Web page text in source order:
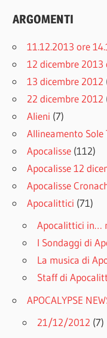
ARGOMENTI
11.12.2013 ore
12 dicembre 2013
13 dicembre 2012
22 dicembre 2012
Alieni (7)
Allineamento Sole
Apocalisse (112)
Apocalisse 12
Apocalisse
Apocalittici (71)
Apocalittici in…
I Sondaggi di
La musica di
Staff di
APOCALYPSE
21/12/2012 (7)